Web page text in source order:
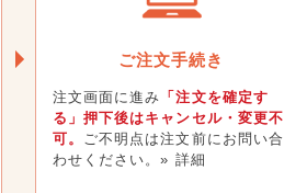
ご注文手続き
注文画面に進み 「注文を確定す
る」押下後はキャンセル・変更不
可。
ご不明点は注文前にお問い合
わせください。» 詳細